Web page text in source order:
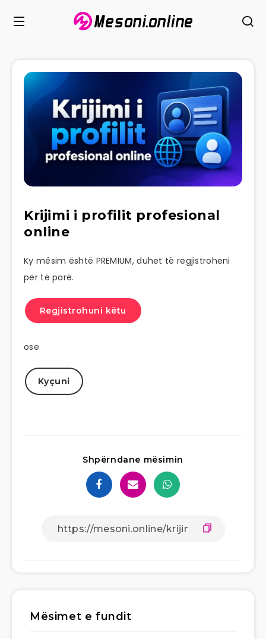
Krijimi i profilit profesional
online
Ky mësim është PREMIUM, duhet të regjistroheni
për të parë.
Regjistrohuni këtu
ose
Kyçuni
Shpërndane mësimin
Mësimet e fundit